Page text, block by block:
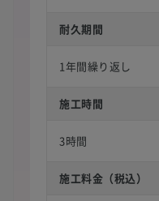
耐久期間
1年間繰り返し
施工時間
3時間
施工料金（税込）